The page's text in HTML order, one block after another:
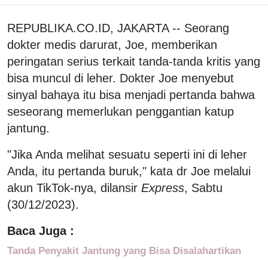
REPUBLIKA.CO.ID, JAKARTA -- Seorang
dokter medis darurat, Joe, memberikan
peringatan serius terkait tanda-tanda kritis yang
bisa muncul di leher. Dokter Joe menyebut
sinyal bahaya itu bisa menjadi pertanda bahwa
seseorang memerlukan penggantian katup
jantung.
"Jika Anda melihat sesuatu seperti ini di leher
Anda, itu pertanda buruk," kata dr Joe melalui
akun TikTok-nya, dilansir Express, Sabtu
(30/12/2023).
Baca Juga :
Tanda Penyakit Jantung yang Bisa Disalahartikan